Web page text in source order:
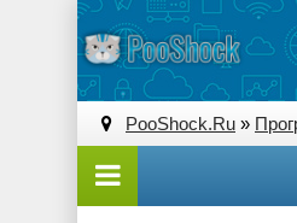
PooShock.Ru »